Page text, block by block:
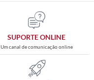
SUPORTE ONLINE
Um canal de comunicação online